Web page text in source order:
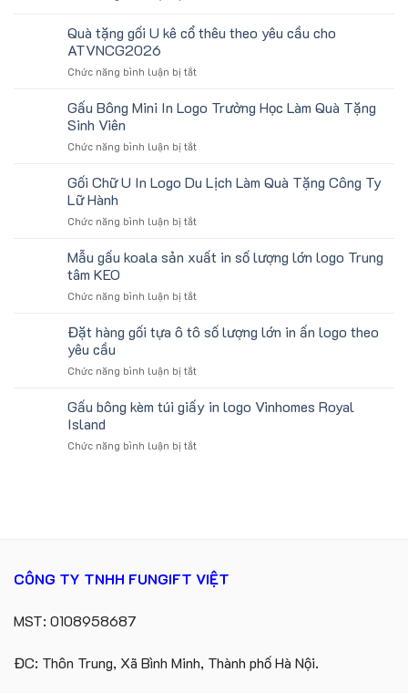
In
Làm
Tặng
cấp
băng
tay
số
lượng
logo
Quà tặng gối U kê cổ thêu theo yêu cầu cho
ATVNCG2026
Chức năng bình luận bị tắtở
tặng
gối
kê
thêu
theo
cầu
ATVNCG2026
Gấu Bông Mini In Logo Trường Học Làm Quà Tặng
Sinh Viên
Chức năng bình luận bị tắtở
Bông
Mini
Logo
Học
Tặng
Viên
Gối Chữ U In Logo Du Lịch Làm Quà Tặng Công Ty
Lữ Hành
Chức năng bình luận bị tắtở
Chữ
U
Logo
Lịch
Tặng
Ty
Mẫu gấu koala sản xuất in số lượng lớn logo Trung
tâm KEO
Chức năng bình luận bị tắtở
gấu
koala
xuất
số
lượng
logo
Đặt hàng gối tựa ô tô số lượng lớn in ấn logo theo
yêu cầu
Chức năng bình luận bị tắtở
hàng
gối
ô
theo
yêu
Gấu bông kèm túi giấy in logo Vinhomes Royal
Island
Chức năng bình luận bị tắtở
Vinhomes
Royal
CÔNG TY TNHH FUNGIFT VIỆT
MST: 0108958687
ĐC: Thôn Trung, Xã Bình Minh, Thành phố Hà Nội.